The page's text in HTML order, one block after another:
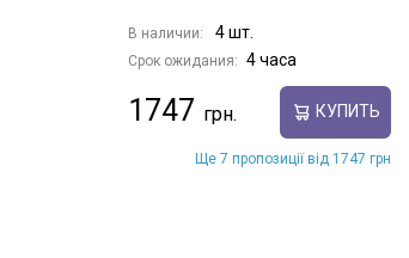
В наличии: 4 шт.
Срок ожидания: 4 часа
1747 КУПИТЬ
Ще 7 пропозиції від 1747 грн